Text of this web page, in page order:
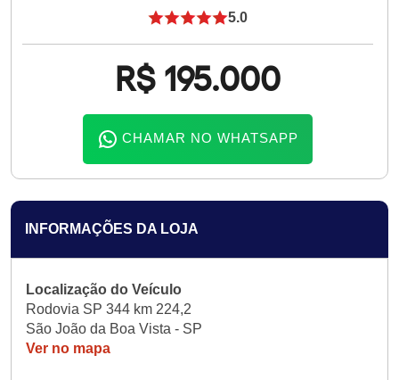
5.0
R$ 195.000
CHAMAR NO WHATSAPP
INFORMAÇÕES DA LOJA
Localização do Veículo
Rodovia SP 344 km 224,2
São João da Boa Vista - SP
Ver no mapa